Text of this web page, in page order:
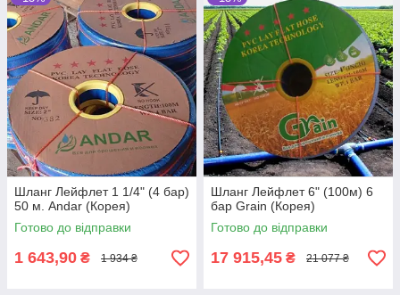
Шланг Лейфлет 1 1/4" (4 бар)
50 м. Andar (Корея)
Готово до відправки
1 643,90 ₴ 1 934 ₴
Шланг Лейфлет 6" (100м) 6
бар Grain (Корея)
Готово до відправки
17 915,45 ₴ 21 077 ₴